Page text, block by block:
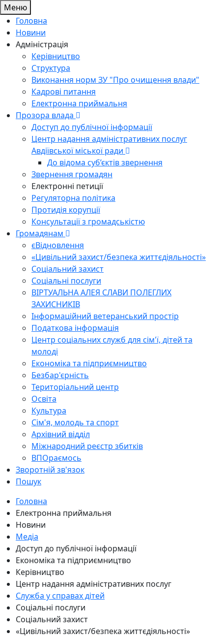
Меню
Головна
Новини
Адміністрація
Керівництво
Структура
Виконання норм ЗУ "Про очищення влади"
Кадрові питання
Електронна приймальня
Прозора влада
Доступ до публічної інформації
Центр надання адміністративних послуг
Авдіївської міської ради
До відома суб’єктів звернення
Звернення громадян
Електронні петиції
Регуляторна політика
Протидія корупції
Консультації з громадськістю
Громадянам
єВідновлення
«Цивільний захист/безпека життєдіяльності»
Соціальний захист
Соціальні послуги
ВІРТУАЛЬНА АЛЕЯ СЛАВИ ПОЛЕГЛИХ
ЗАХИСНИКІВ
Інформаційний ветеранський простір
Податкова інформація
Центр соціальних служб для сім'ї, дітей та
молоді
Економіка та підприємництво
Безбар'єрність
Територіальний центр
Освіта
Культура
Сім'я, молодь та спорт
Архівний відділ
Міжнародний реєстр збитків
ВПОраємось
Зворотній зв'язок
Пошук
Головна
Електронна приймальня
Новини
Медіа
Доступ до публічної інформації
Економіка та підприємництво
Керівництво
Центр надання адміністративних послуг
Служба у справах дітей
Соціальні послуги
Соціальний захист
«Цивільний захист/безпека життєдіяльності»